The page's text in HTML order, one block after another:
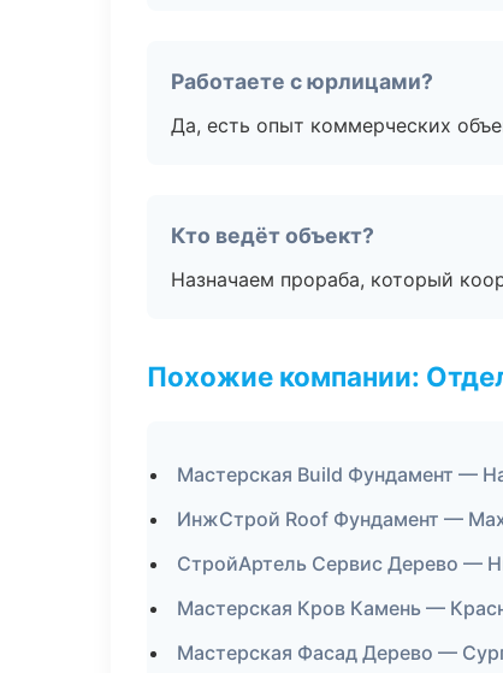
Работаете с юрлицами?
Да, есть опыт коммерческих
Кто ведёт объект?
Назначаем прораба, который
Похожие компании:
Мастерская Build Фундамент —
ИнжСтрой Roof Фундамент —
СтройАртель Сервис Дерево —
Мастерская Кров Камень —
Мастерская Фасад Дерево —